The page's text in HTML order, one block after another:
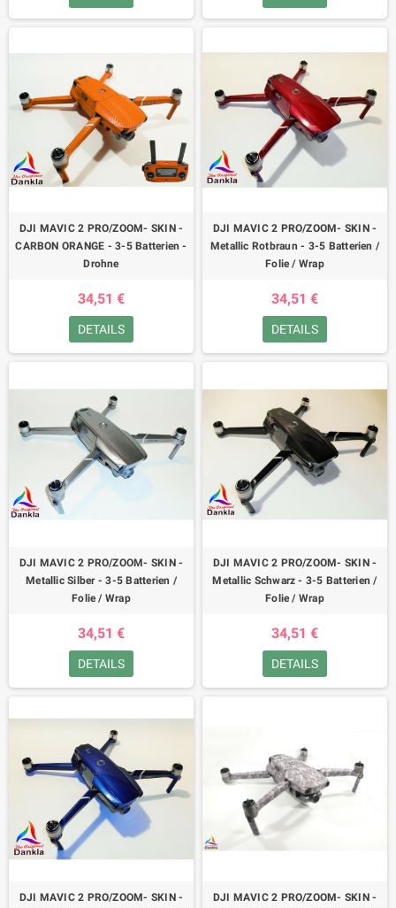
DJI MAVIC 2 PRO/ZOOM- SKIN -
CARBON ORANGE - 3-5 Batterien -
Drohne
34,51 €
DETAILS
DJI MAVIC 2 PRO/ZOOM- SKIN -
Metallic Rotbraun - 3-5 Batterien /
Folie / Wrap
34,51 €
DETAILS
DJI MAVIC 2 PRO/ZOOM- SKIN -
Metallic Silber - 3-5 Batterien /
Folie / Wrap
34,51 €
DETAILS
DJI MAVIC 2 PRO/ZOOM- SKIN -
Metallic Schwarz - 3-5 Batterien /
Folie / Wrap
34,51 €
DETAILS
DJI MAVIC 2 PRO/ZOOM- SKIN -
DJI MAVIC 2 PRO/ZOOM- SKIN -